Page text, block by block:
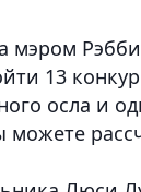
мэром
13
осла и
можете